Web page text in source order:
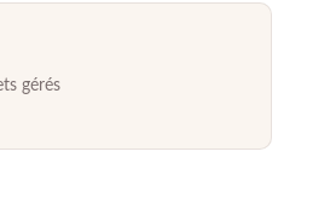
gérés